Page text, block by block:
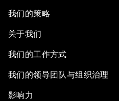
我们的策略
关于我们
我们的工作方式
我们的领导团队与组织治理
影响力